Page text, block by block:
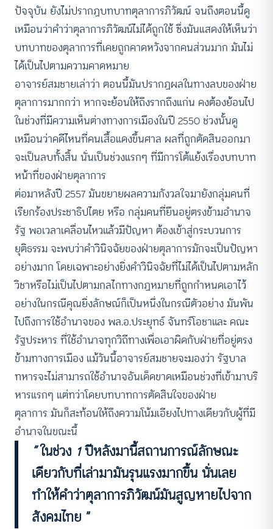
ปัจจุบัน ยังไม่ปรากฏบทบาทตุลาการภิวัฒน์ จนถึงตอนนี้ดู
เหมือนว่าคำว่าตุลาการภิวัฒน์ไม่ได้ถูกใช้ ซึ่งมันแสดงให้เห็นว่า
บทบาทของตุลาการที่เคยถูกคาดหวังจากคนส่วนมาก มันไม่
ได้เป็นไปตามความคาดหมาย
อาจารย์สมชายเล่าว่า ตอนนี้มันปรากฏผลในทางลบของฝ่าย
ตุลาการมากกว่า หากจะย้อนให้ถึงรากถึงแก่น คงต้องย้อนไป
ในช่วงที่มีความเห็นต่างทางการเมืองในปี 2550 ช่วงนั้นดู
เหมือนว่าคดีไหนที่คนเสื้อแดงขึ้นศาล ผลที่ถูกตัดสินออกมา
จะเป็นลบทั้งสิ้น นั่นเป็นช่วงแรกๆ ที่มีการโต้แย้งเรื่องบทบาท
หน้าที่ของฝ่ายตุลาการ
ต่อมาหลังปี 2557 มันขยายผลความกังวลใจมายังกลุ่มคนที่
เรียกร้องประชาธิปไตย หรือ กลุ่มคนที่ยืนอยู่ตรงข้ามอำนาจ
รัฐ พอเวลาเคลื่อนไหวแล้วมีปัญหา ต้องเข้าสู่กระบวนการ
ยุติธรรม จะพบว่าคำวินิจฉัยของฝ่ายตุลาการมักจะเป็นปัญหา
อย่างมาก โดยเฉพาะอย่างยิ่งคำวินิจฉัยที่ไม่ได้เป็นไปตามหลัก
วิชาหรือไม่เป็นไปตามกลไกทางกฏหมายที่ถูกกำหนดเอาไว้
อย่างในกรณีคุณยิ่งลักษณ์ก็เป็นหนึ่งในกรณีตัวอย่าง มันพัน
ไปถึงการใช้อำนาจของ พล.อ.ประยุทธ์ จันทร์โอชาและ คณะ
รัฐประหาร ที่ใช้อำนาจทุกวิถีทางเพื่อเอาผิดกับฝ่ายที่อยู่ตรง
ข้ามทางการเมือง แม้วันนี้อาจารย์สมชายจะมองว่า รัฐบาล
ทหารจะไม่สามารถใช้อำนาจอันเด็ดขาดเหมือนช่วงที่เข้ามาบริ
หารแรกๆ แต่ทว่าโดยบทบาทการตัดสินใจของฝ่าย
ตุลาการ มันก็สะท้อนให้ถึงความโน้มเอียงไปทางเดียวกับผู้ที่มี
อำนาจในขณะนี้
”ในช่วง 1ปีหลังมานี้สถานการณ์ลักษณะ
เดียวกับที่เล่ามามันรุนแรงมากขึ้น นั่นเลย
ทำให้คำว่าตุลาการภิวัฒน์มันสูญหายไปจาก
สังคมไทย “